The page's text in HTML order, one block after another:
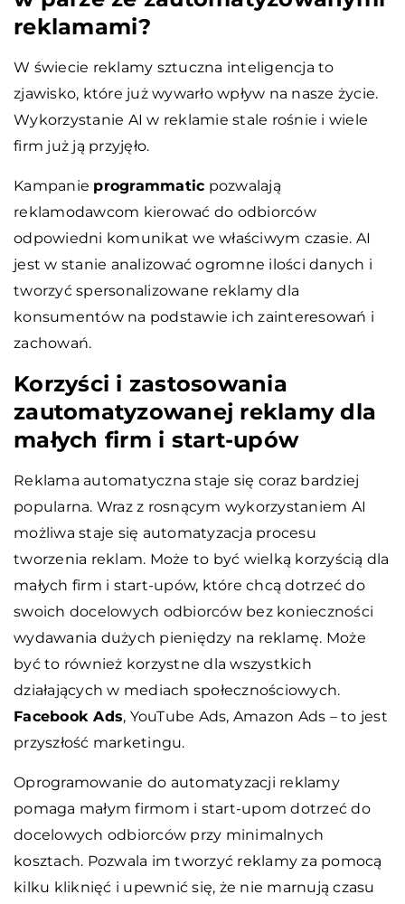
reklamami?
W świecie reklamy sztuczna inteligencja to
zjawisko, które już wywarło wpływ na nasze życie.
Wykorzystanie AI w reklamie stale rośnie i wiele
firm już ją przyjęło.
Kampanie programmatic pozwalają
reklamodawcom kierować do odbiorców
odpowiedni komunikat we właściwym czasie. AI
jest w stanie analizować ogromne ilości danych i
tworzyć spersonalizowane reklamy dla
konsumentów na podstawie ich zainteresowań i
zachowań.
Korzyści i zastosowania
zautomatyzowanej reklamy dla
małych firm i start-upów
Reklama automatyczna staje się coraz bardziej
popularna. Wraz z rosnącym wykorzystaniem AI
możliwa staje się automatyzacja procesu
tworzenia reklam. Może to być wielką korzyścią dla
małych firm i start-upów, które chcą dotrzeć do
swoich docelowych odbiorców bez konieczności
wydawania dużych pieniędzy na reklamę. Może
być to również korzystne dla wszystkich
działających w mediach społecznościowych.
Facebook Ads, YouTube Ads, Amazon Ads – to jest
przyszłość marketingu.
Oprogramowanie do automatyzacji reklamy
pomaga małym firmom i start-upom dotrzeć do
docelowych odbiorców przy minimalnych
kosztach. Pozwala im tworzyć reklamy za pomocą
kilku kliknięć i upewnić się, że nie marnują czasu